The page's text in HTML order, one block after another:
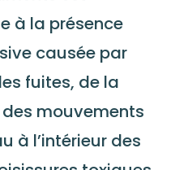
à la présence
causée par
fuites, de la
mouvements
à l’intérieur des